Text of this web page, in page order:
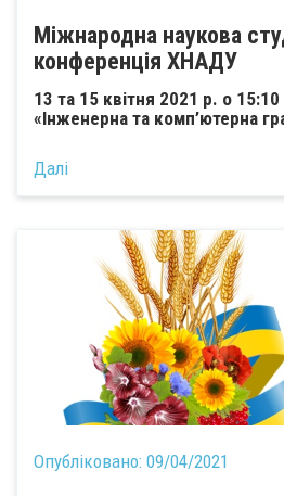
Міжнародна наукова
конференція ХНАДУ
13 та 15 квітня 2021 р. о
«Інженерна та комп’ютерна
Далі
Опубліковано: 09/04/2021